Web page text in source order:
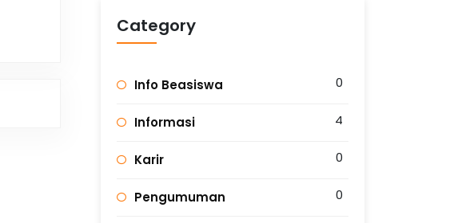
Category
Info Beasiswa 0
Informasi 4
Karir 0
Pengumuman 0